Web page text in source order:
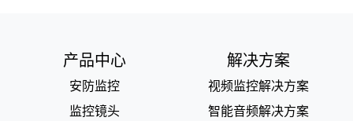
产品中心
安防监控
监控镜头
解决方案
视频监控解决方案
智能音频解决方案